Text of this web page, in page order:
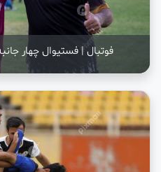
فوتبال | فستیوال چهار